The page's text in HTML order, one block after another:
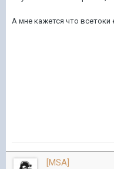
А мне кажется что всетоки
[MSA]